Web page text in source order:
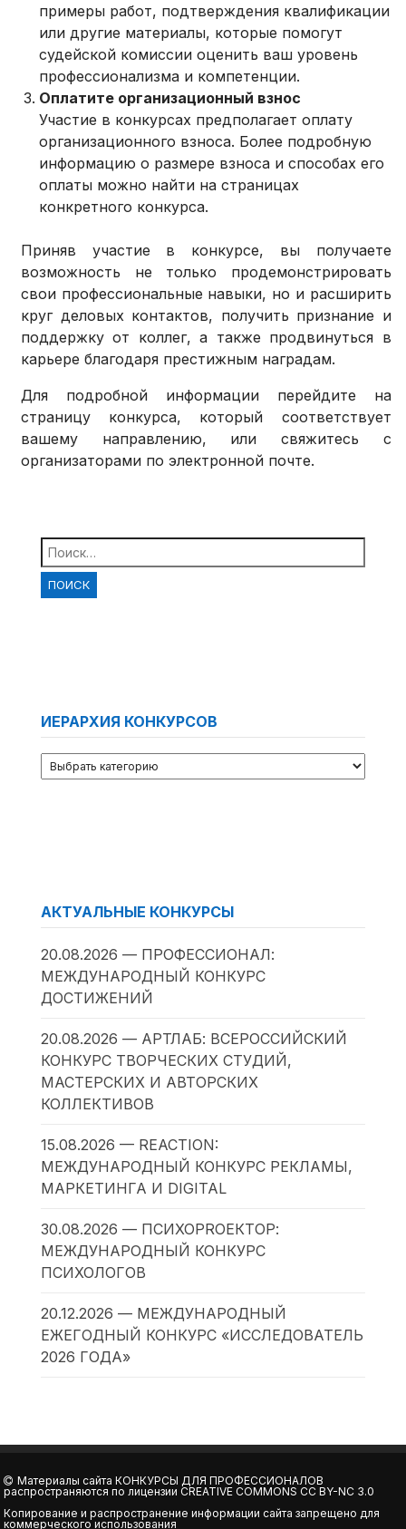
примеры работ, подтверждения квалификации
или другие материалы, которые помогут
судейской комиссии оценить ваш уровень
профессионализма и компетенции.
Оплатите организационный взнос
Участие в конкурсах предполагает оплату
организационного взноса. Более подробную
информацию о размере взноса и способах его
оплаты можно найти на страницах
конкретного конкурса.
Приняв участие в конкурсе, вы получаете
возможность не только продемонстрировать
свои профессиональные навыки, но и расширить
круг деловых контактов, получить признание и
поддержку от коллег, а также продвинуться в
карьере благодаря престижным наградам.
Для подробной информации перейдите на
страницу конкурса, который соответствует
вашему направлению, или свяжитесь с
организаторами по электронной почте.
Найти:
ИЕРАРХИЯ КОНКУРСОВ
АКТУАЛЬНЫЕ КОНКУРСЫ
20.08.2026 — ПРОФЕССИОНАЛ:
МЕЖДУНАРОДНЫЙ КОНКУРС
ДОСТИЖЕНИЙ
20.08.2026 — АРТЛАБ: ВСЕРОССИЙСКИЙ
КОНКУРС ТВОРЧЕСКИХ СТУДИЙ,
МАСТЕРСКИХ И АВТОРСКИХ
КОЛЛЕКТИВОВ
15.08.2026 — REACTION:
МЕЖДУНАРОДНЫЙ КОНКУРС РЕКЛАМЫ,
МАРКЕТИНГА И DIGITAL
30.08.2026 — ПСИХОPROЕКТОР:
МЕЖДУНАРОДНЫЙ КОНКУРС
ПСИХОЛОГОВ
20.12.2026 — МЕЖДУНАРОДНЫЙ
ЕЖЕГОДНЫЙ КОНКУРС «ИССЛЕДОВАТЕЛЬ
2026 ГОДА»
Материалы сайтаКОНКУРСЫ ДЛЯ ПРОФЕССИОНАЛОВ
распространяются по лицензииCREATIVE COMMONS CC BY-NC 3.0
Копирование и распространение информации сайта запрещено для
коммерческого использования